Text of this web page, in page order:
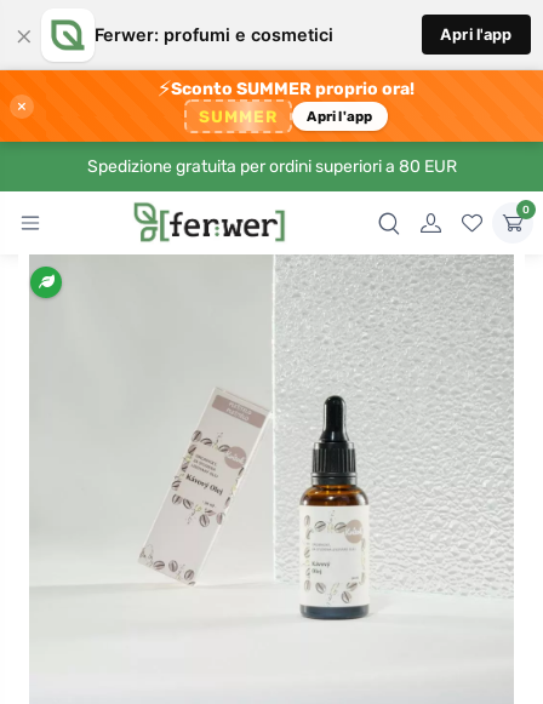
× Ferwer: profumi e cosmetici Apri l'app
×
⚡Sconto SUMMER proprio ora!
SUMMER Apri l'app
Spedizione gratuita per ordini superiori a 80 EUR
0